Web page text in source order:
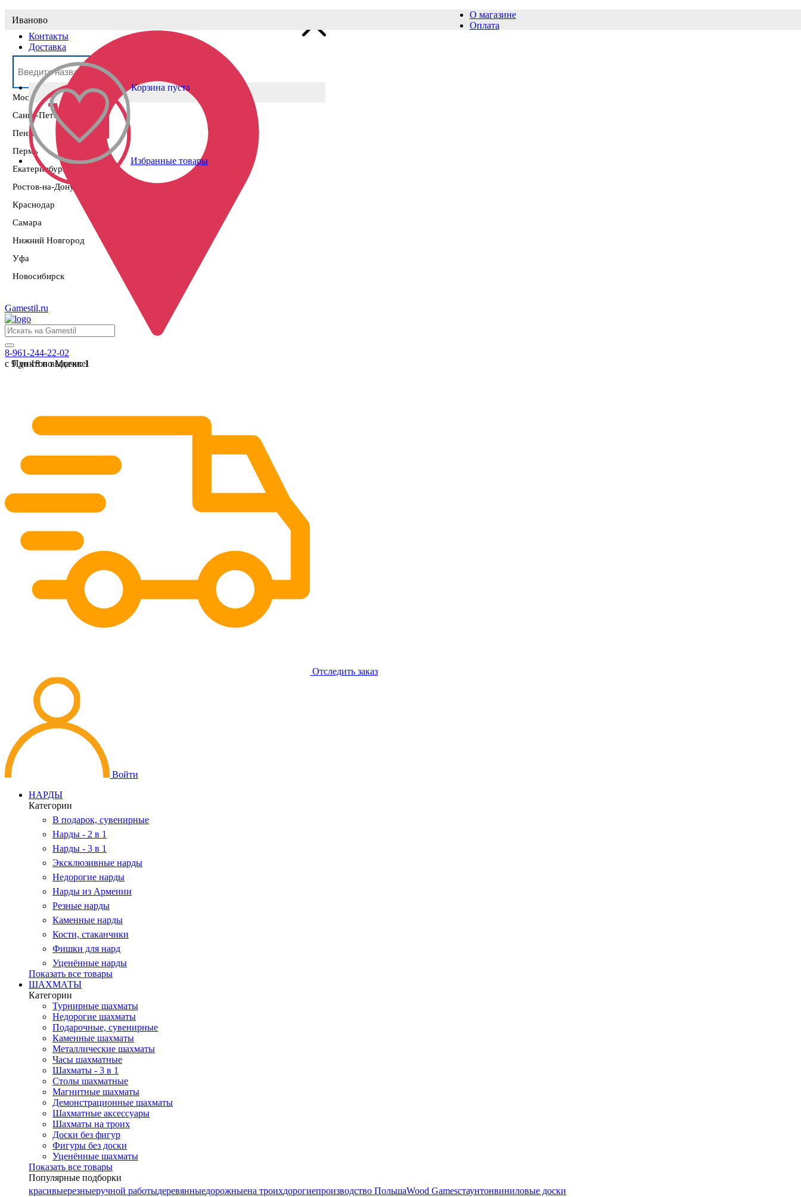
Выберите населённый пункт
Москва
Санкт-Петербург
Пенза
Пермь
Екатеринбург
Ростов-на-Дону
Краснодар
Самара
Нижний Новгород
Уфа
Новосибирск
Иваново
Пунктов выдачи:1
О магазине
Оплата
Контакты
Доставка
Избранные товары
Корзина пуста
Gamestil.ru
8-961-244-22-02
с 9 до 18 по Москве
Отследить заказ
Войти
НАРДЫ
Категории
В подарок, сувенирные
Нарды - 2 в 1
Нарды - 3 в 1
Эксклюзивные нарды
Недорогие нарды
Нарды из Армении
Резные нарды
Каменные нарды
Кости, стаканчики
Фишки для нард
Уценённые нарды
Показать все товары
ШАХМАТЫ
Категории
Турнирные шахматы
Недорогие шахматы
Подарочные, сувенирные
Каменные шахматы
Металлические шахматы
Часы шахматные
Шахматы - 3 в 1
Столы шахматные
Магнитные шахматы
Демонстрационные шахматы
Шахматные аксессуары
Шахматы на троих
Доски без фигур
Фигуры без доски
Уценённые шахматы
Показать все товары
Популярные подборки
красивыерезныеручной работыдеревянныедорожныена троихдорогиепроизводство ПольшаWood Gamesстаунтонвиниловые доски